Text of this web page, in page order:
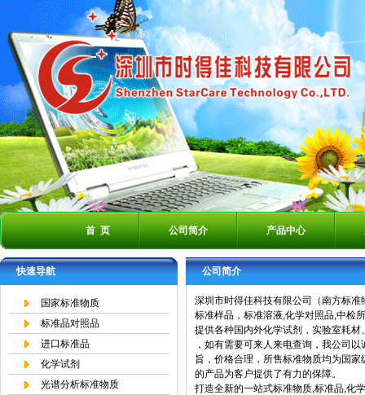
首 页 公司简介 产品中心
快速导航
国家标准物质
标准品对照品
进口标准品
化学试剂
光谱分析标准物质
公司简介
深圳市时得佳科技有限公司（南方标
标准样品，标准溶液,化学对照品,中检
提供各种国内外化学试剂，实验室耗
，如有需要可来人来电查询，我公司
旨，价格合理，所售标准物质均为国
的产品为客户提供了有力的保障。
打造全新的一站式标准物质,标准品,化